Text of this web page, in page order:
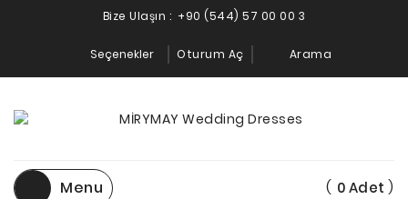
Bize Ulaşın : +90 (544) 57 00 00 3
Seçenekler Oturum Aç Arama
Menu ( 0Adet )